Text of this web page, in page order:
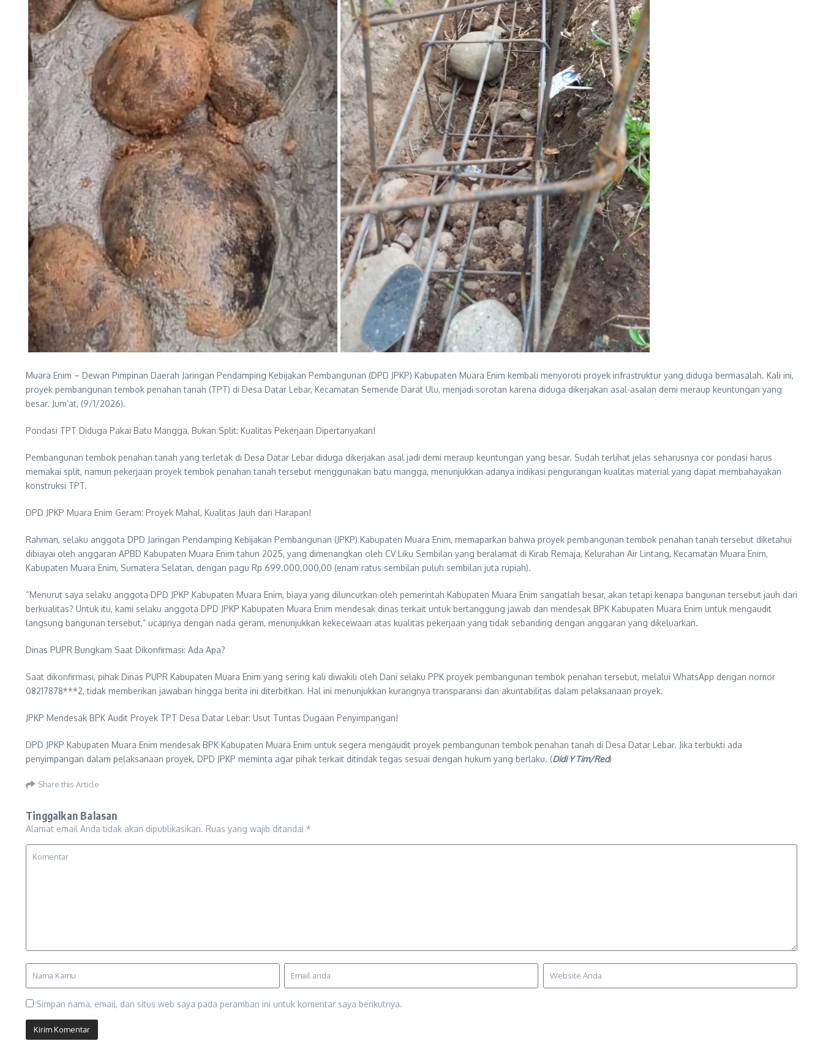
Muara Enim – Dewan Pimpinan Daerah Jaringan Pendamping Kebijakan Pembangunan (DPD JPKP) Kabupaten Muara Enim kembali menyoroti proyek infrastruktur yang diduga bermasalah. Kali ini,
proyek pembangunan tembok penahan tanah (TPT) di Desa Datar Lebar, Kecamatan Semende Darat Ulu, menjadi sorotan karena diduga dikerjakan asal-asalan demi meraup keuntungan yang
besar. Jum’at, (9/1/2026).
Pondasi TPT Diduga Pakai Batu Mangga, Bukan Split: Kualitas Pekerjaan Dipertanyakan!
Pembangunan tembok penahan tanah yang terletak di Desa Datar Lebar diduga dikerjakan asal jadi demi meraup keuntungan yang besar. Sudah terlihat jelas seharusnya cor pondasi harus
memakai split, namun pekerjaan proyek tembok penahan tanah tersebut menggunakan batu mangga, menunjukkan adanya indikasi pengurangan kualitas material yang dapat membahayakan
konstruksi TPT.
DPD JPKP Muara Enim Geram: Proyek Mahal, Kualitas Jauh dari Harapan!
Rahman, selaku anggota DPD Jaringan Pendamping Kebijakan Pembangunan (JPKP) Kabupaten Muara Enim, memaparkan bahwa proyek pembangunan tembok penahan tanah tersebut diketahui
dibiayai oleh anggaran APBD Kabupaten Muara Enim tahun 2025, yang dimenangkan oleh CV Liku Sembilan yang beralamat di Kirab Remaja, Kelurahan Air Lintang, Kecamatan Muara Enim,
Kabupaten Muara Enim, Sumatera Selatan, dengan pagu Rp 699.000.000,00 (enam ratus sembilan puluh sembilan juta rupiah).
“Menurut saya selaku anggota DPD JPKP Kabupaten Muara Enim, biaya yang diluncurkan oleh pemerintah Kabupaten Muara Enim sangatlah besar, akan tetapi kenapa bangunan tersebut jauh dari
berkualitas? Untuk itu, kami selaku anggota DPD JPKP Kabupaten Muara Enim mendesak dinas terkait untuk bertanggung jawab dan mendesak BPK Kabupaten Muara Enim untuk mengaudit
langsung bangunan tersebut,” ucapnya dengan nada geram, menunjukkan kekecewaan atas kualitas pekerjaan yang tidak sebanding dengan anggaran yang dikeluarkan.
Dinas PUPR Bungkam Saat Dikonfirmasi: Ada Apa?
Saat dikonfirmasi, pihak Dinas PUPR Kabupaten Muara Enim yang sering kali diwakili oleh Dani selaku PPK proyek pembangunan tembok penahan tersebut, melalui WhatsApp dengan nomor
08217878***2, tidak memberikan jawaban hingga berita ini diterbitkan. Hal ini menunjukkan kurangnya transparansi dan akuntabilitas dalam pelaksanaan proyek.
JPKP Mendesak BPK Audit Proyek TPT Desa Datar Lebar: Usut Tuntas Dugaan Penyimpangan!
DPD JPKP Kabupaten Muara Enim mendesak BPK Kabupaten Muara Enim untuk segera mengaudit proyek pembangunan tembok penahan tanah di Desa Datar Lebar. Jika terbukti ada
penyimpangan dalam pelaksanaan proyek, DPD JPKP meminta agar pihak terkait ditindak tegas sesuai dengan hukum yang berlaku. (Didi Y Tim/Red)
Share this Article
Tinggalkan Balasan
Alamat email Anda tidak akan dipublikasikan. Ruas yang wajib ditandai *
Simpan nama, email, dan situs web saya pada peramban ini untuk komentar saya berikutnya.